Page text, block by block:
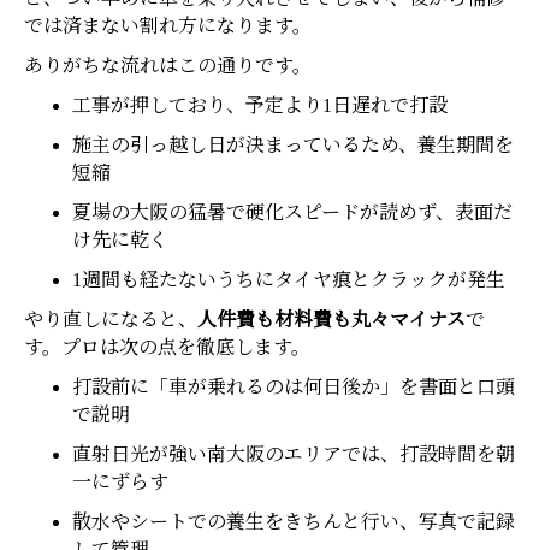
では済まない割れ方になります。
ありがちな流れはこの通りです。
工事が押しており、予定より1日遅れで打設
施主の引っ越し日が決まっているため、養生期間を
短縮
夏場の大阪の猛暑で硬化スピードが読めず、表面だ
け先に乾く
1週間も経たないうちにタイヤ痕とクラックが発生
やり直しになると、
人件費も材料費も丸々マイナスで
す。プロは次の点を徹底します。
打設前に「車が乗れるのは何日後か」を書面と口頭
で説明
直射日光が強い南大阪のエリアでは、打設時間を朝
一にずらす
散水やシートでの養生をきちんと行い、写真で記録
ホーム 電話 メール マップ